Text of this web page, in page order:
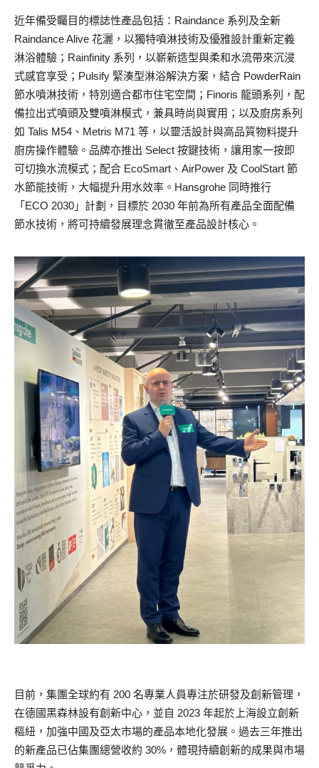
近年備受矚目的標誌性產品包括：Raindance 系列及全新
Raindance Alive 花灑，以獨特噴淋技術及優雅設計重新定義
淋浴體驗；Rainfinity 系列，以嶄新造型與柔和水流帶來沉浸
式感官享受；Pulsify 緊湊型淋浴解決方案，結合 PowderRain
節水噴淋技術，特別適合都市住宅空間；Finoris 龍頭系列，配
備拉出式噴頭及雙噴淋模式，兼具時尚與實用；以及廚房系列
如 Talis M54、Metris M71 等，以靈活設計與高品質物料提升
廚房操作體驗。品牌亦推出 Select 按鍵技術，讓用家一按即
可切換水流模式；配合 EcoSmart、AirPower 及 CoolStart 節
水節能技術，大幅提升用水效率。Hansgrohe 同時推行
「ECO 2030」計劃，目標於 2030 年前為所有產品全面配備
節水技術，將可持續發展理念貫徹至產品設計核心。
目前，集團全球約有 200 名專業人員專注於研發及創新管理，
在德國黑森林設有創新中心，並自 2023 年起於上海設立創新
樞紐，加強中國及亞太市場的產品本地化發展。過去三年推出
的新產品已佔集團總營收約 30%，體現持續創新的成果與市場